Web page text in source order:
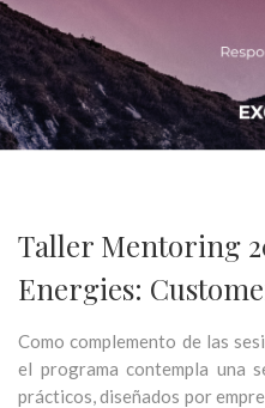
Taller Mentoring
Energies:
Como complemento de las
el programa contempla una
prácticos, diseñados por